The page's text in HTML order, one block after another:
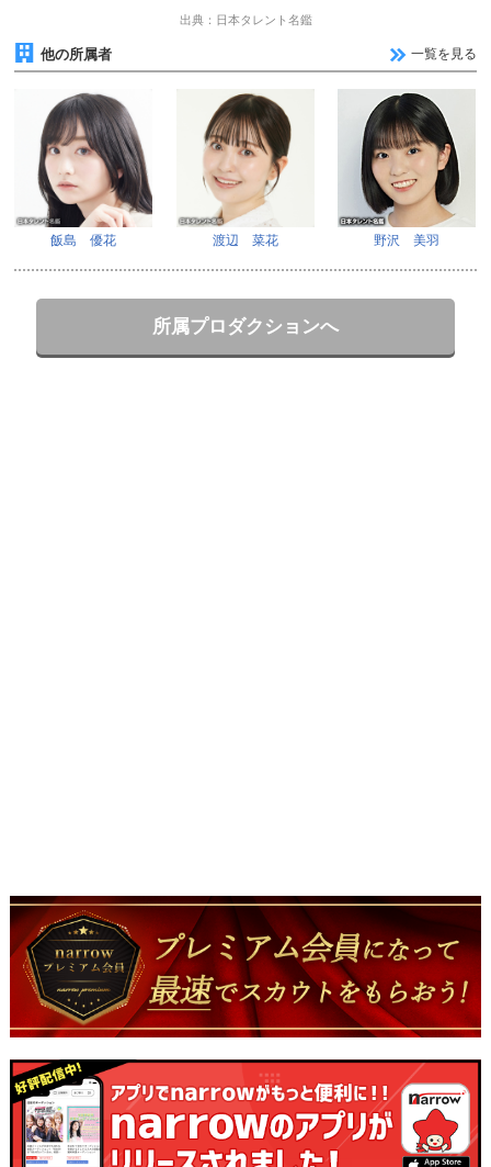
出典：日本タレント名鑑
他の所属者 一覧を見る
飯島 優花 渡辺 菜花 野沢 美羽
所属プロダクションへ